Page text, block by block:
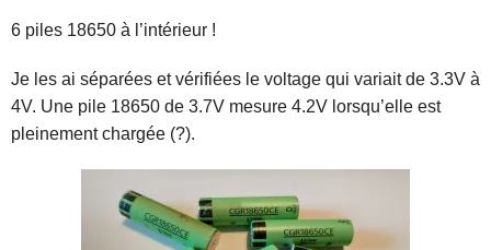
6 piles 18650 à l’intérieur !
Je les ai séparées et vérifiées le voltage qui variait de 3.3V à
4V. Une pile 18650 de 3.7V mesure 4.2V lorsqu’elle est
pleinement chargée (?).